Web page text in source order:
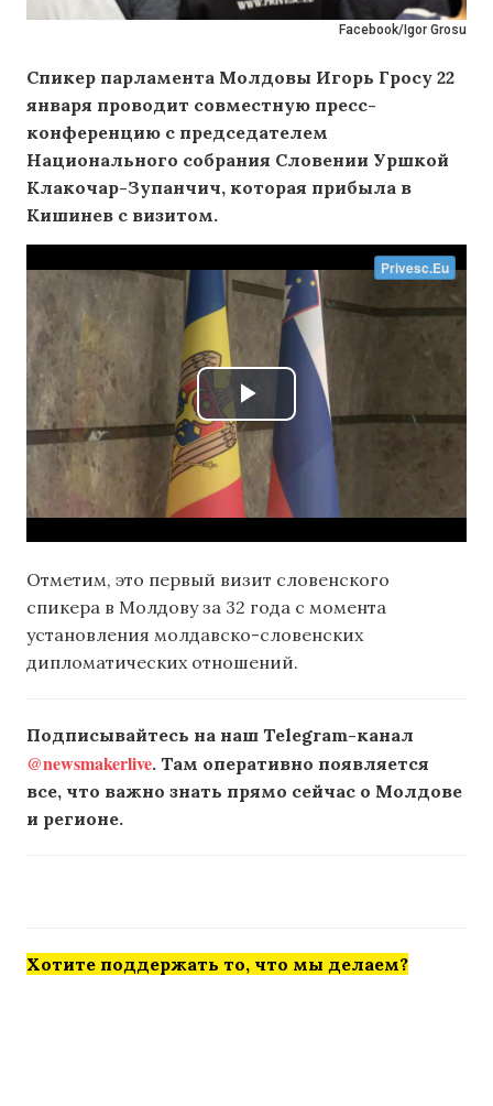
Facebook/Igor Grosu
Спикер парламента Молдовы Игорь Гросу 22
января проводит совместную пресс-
конференцию с председателем
Национального собрания Словении Уршкой
Клакочар-Зупанчич, которая прибыла в
Кишинев с визитом.
Отметим, это первый визит словенского
спикера в Молдову за 32 года с момента
установления молдавско-словенских
дипломатических отношений.
Подписывайтесь на наш Telegram-канал
@newsmakerlive. Там оперативно появляется
все, что важно знать прямо сейчас о Молдове
и регионе.
Хотите поддержать то, что мы делаем?